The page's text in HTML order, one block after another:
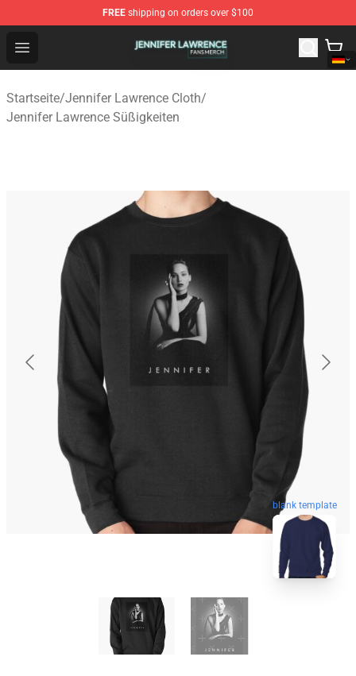
FREE shipping on orders over $100
Open menu
Jennifer Lawrence Shop - Official Jennifer Lawrence
Startseite/Jennifer Lawrence Cloth/
Jennifer Lawrence Süßigkeiten
blank template